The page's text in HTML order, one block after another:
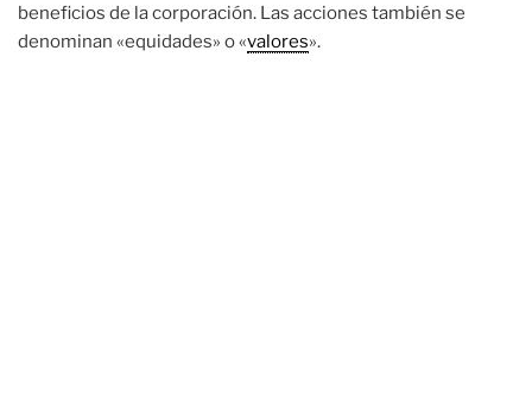
beneficios de la corporación. Las acciones también se
denominan «equidades» o «valores».